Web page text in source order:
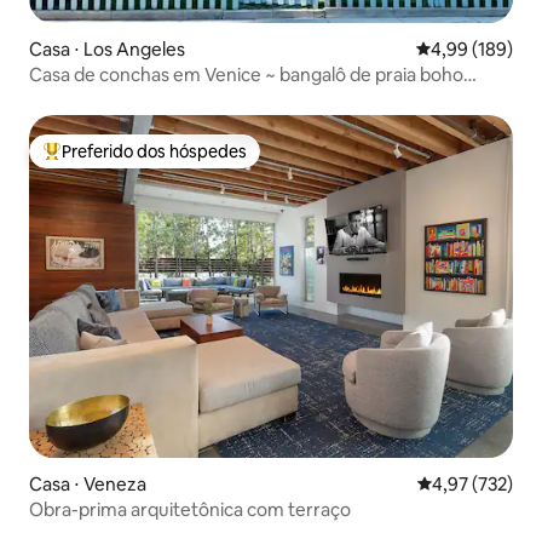
Casa ⋅ Los Angeles 4,99 de uma
4,99 (189)
Casa de conchas em Venice ~ bangalô de praia boho
Entre os melhores preferidos dos hóspedes
Preferido dos hóspedes
Casa ⋅ Veneza 4,97 de uma
4,97 (732)
Obra-prima arquitetônica com terraço